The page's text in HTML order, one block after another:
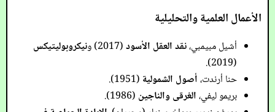
الأعمال العلمية والتحليلية
أشيل مبيمبي،نقد العقل الأسود(2017) و
نيكروبوليتيكس
(2019).
حنا أرندت،أصول الشمولية (1951).
بريمو ليفي،الغرقى والناجين (1986).